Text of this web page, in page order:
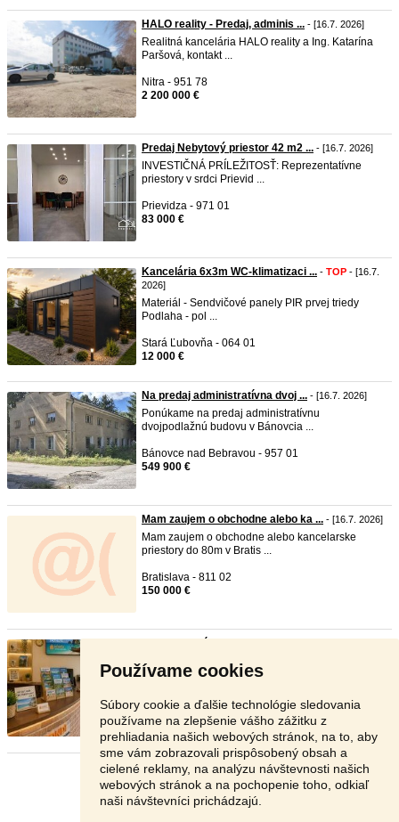
Používame cookies
Súbory cookie a ďalšie technológie sledovania
používame na zlepšenie vášho zážitku z
prehliadania našich webových stránok, na to, aby
sme vám zobrazovali prispôsobený obsah a
cielené reklamy, na analýzu návštevnosti našich
webových stránok a na pochopenie toho, odkiaľ
naši návštevníci prichádzajú.
HALO reality - Predaj, adminis ... - [16.7. 2026]
Realitná kancelária HALO reality a Ing. Katarína
Paršová, kontakt ...
Nitra - 951 78
2 200 000 €
Predaj Nebytový priestor 42 m2 ... - [16.7. 2026]
INVESTIČNÁ PRÍLEŽITOSŤ: Reprezentatívne
priestory v srdci Prievid ...
Prievidza - 971 01
83 000 €
Kancelária 6x3m WC-klimatizaci ... - TOP - [16.7.
2026]
Materiál - Sendvičové panely PIR prvej triedy
Podlaha - pol ...
Stará Ľubovňa - 064 01
12 000 €
Na predaj administratívna dvoj ... - [16.7. 2026]
Ponúkame na predaj administratívnu
dvojpodlažnú budovu v Bánovcia ...
Bánovce nad Bebravou - 957 01
549 900 €
Mam zaujem o obchodne alebo ka ... - [16.7. 2026]
Mam zaujem o obchodne alebo kancelarske
priestory do 80m v Bratis ...
Bratislava - 811 02
150 000 €
Typ: Kancelárie Obec: Dunajská Streda
Reprezentatívny obchodn ...
Dunajská Streda - 929 01
Stránka:Predošlá 3 4 5 6 Ďalšia